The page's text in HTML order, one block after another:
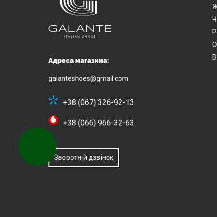
Адреса магазина:
galanteshoes@gmail.com
+38 (067) 326-92-13
+38 (066) 966-32-63
Зворотній дзвінок